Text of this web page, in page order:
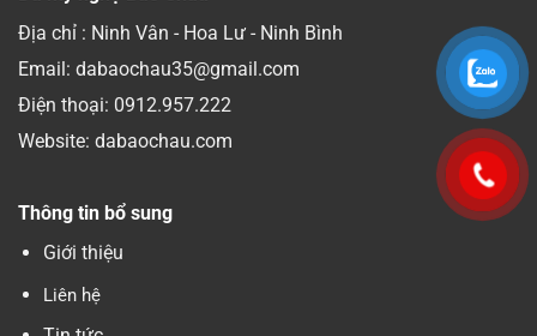
Địa chỉ : Ninh Vân - Hoa Lư - Ninh Bình
Email: dabaochau35@gmail.com
Điện thoại: 0912.957.222
Website: dabaochau.com
Thông tin bổ sung
Giới thiệu
Liên hệ